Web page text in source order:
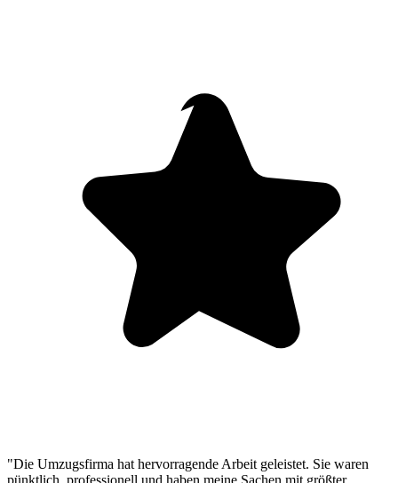
"Die Umzugsfirma hat hervorragende Arbeit geleistet. Sie waren
pünktlich, professionell und haben meine Sachen mit größter